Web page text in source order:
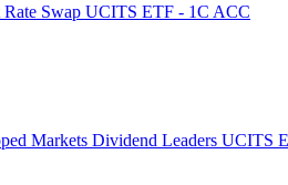
Swap UCITS ETF - 1C ACC
Markets Dividend Leaders UCITS